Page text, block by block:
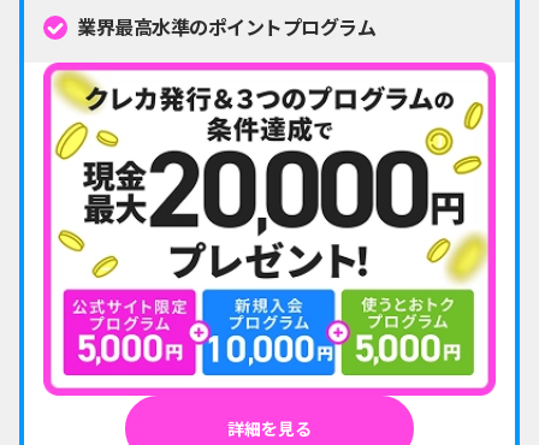
業界最高水準のポイントプログラム
詳細を見る